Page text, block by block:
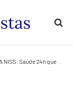
24h que vai além do remédio